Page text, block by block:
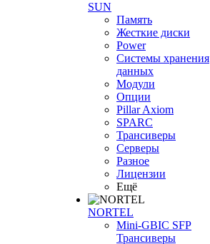
SUN
Память
Жесткие диски
Power
Системы хранения
данных
Модули
Опции
Pillar Axiom
SPARC
Трансиверы
Серверы
Разное
Лицензии
Ещё
NORTEL
Mini-GBIC SFP
Трансиверы